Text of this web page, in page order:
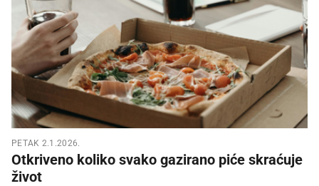
PETAK 2.1.2026.
Otkriveno koliko svako gazirano piće skraćuje
život